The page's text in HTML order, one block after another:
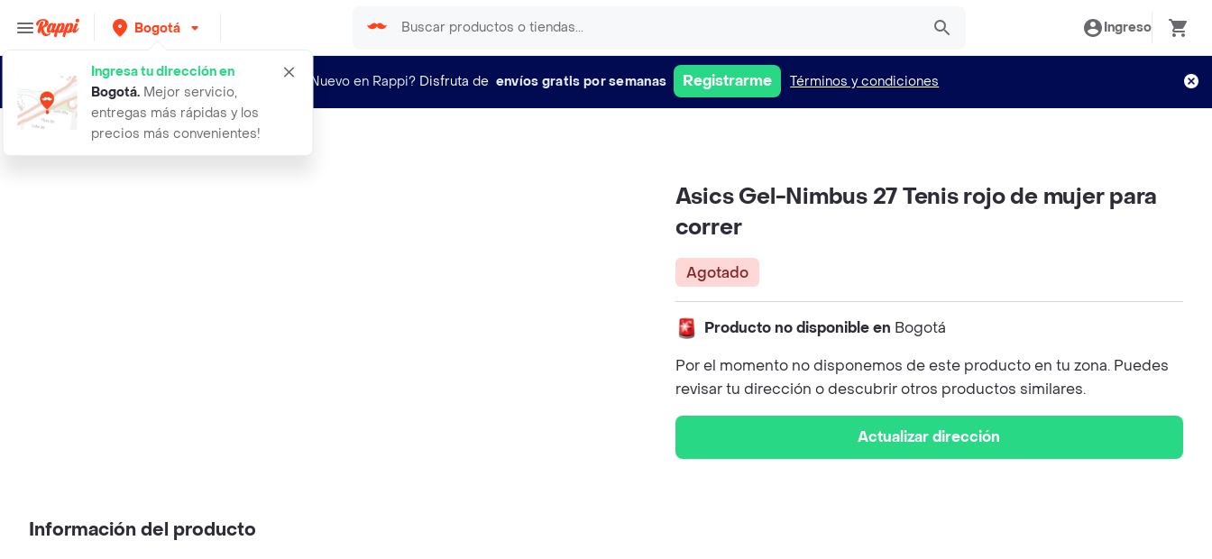
Bogotá
Ingresa tu dirección en
Bogotá. Mejor servicio,
entregas más rápidas y los
precios más convenientes!
Ingreso
¿Nuevo en Rappi? Disfruta de envíos gratis por semanas Registrarme Términos y condiciones
asics gel nimbus 27 tenis rojo de m
Asics Gel-Nimbus 27 Tenis rojo de mujer para
correr
Agotado
Producto no disponible en Bogotá
Por el momento no disponemos de este producto en tu zona. Puedes
revisar tu dirección o descubrir otros productos similares.
Actualizar dirección
Información del producto